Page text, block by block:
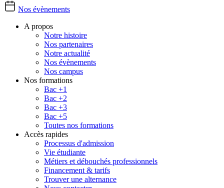
Nos évènements
A propos
Notre histoire
Nos partenaires
Notre actualité
Nos évènements
Nos campus
Nos formations
Bac +1
Bac +2
Bac +3
Bac +5
Toutes nos formations
Accès rapides
Processus d'admission
Vie étudiante
Métiers et débouchés professionnels
Financement & tarifs
Trouver une alternance